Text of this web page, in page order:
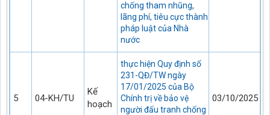
chống tham nhũng,
lãng phí, tiêu cực thành
pháp luật của Nhà
nước
5 04-KH/TU
Kế
hoạch
thực hiện Quy định số
231-QĐ/TW ngày
17/01/2025 của Bộ
Chính trị về bảo vệ
người đấu tranh chống
03/10/2025